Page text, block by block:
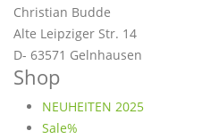
Christian Budde
Alte Leipziger Str. 14
D- 63571 Gelnhausen
Shop
NEUHEITEN 2025
Sale%